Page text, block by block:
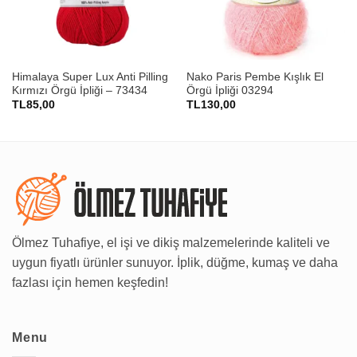
Himalaya Super Lux Anti Pilling
Kırmızı Örgü İpliği – 73434
TL85,00
Nako Paris Pembe Kışlık El
Örgü İpliği 03294
TL130,00
Ölmez Tuhafiye, el işi ve dikiş malzemelerinde kaliteli ve
uygun fiyatlı ürünler sunuyor. İplik, düğme, kumaş ve daha
fazlası için hemen keşfedin!
Menu